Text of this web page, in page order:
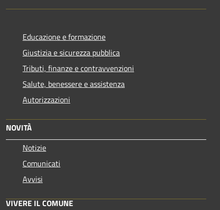
Educazione e formazione
Giustizia e sicurezza pubblica
Tributi, finanze e contravvenzioni
Salute, benessere e assistenza
Autorizzazioni
NOVITÀ
Notizie
Comunicati
Avvisi
VIVERE IL COMUNE